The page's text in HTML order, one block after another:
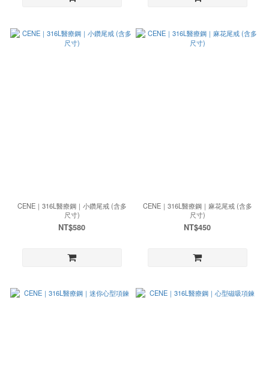
CENE｜316L醫療鋼｜小鑽尾戒 (含多
尺寸)
NT$580
CENE｜316L醫療鋼｜麻花尾戒 (含多
尺寸)
NT$450